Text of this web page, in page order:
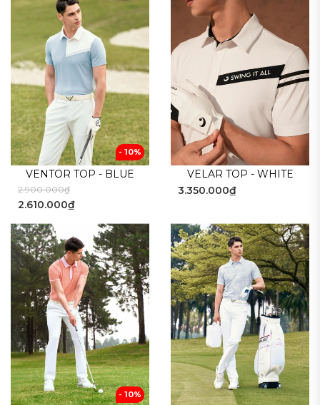
- 10%
VENTOR TOP - BLUE
2.900.000₫
2.610.000₫
VELAR TOP - WHITE
3.350.000₫
- 10%